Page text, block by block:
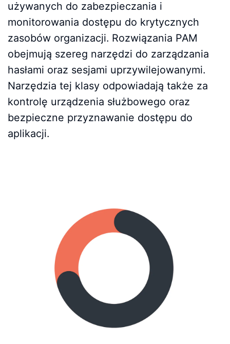
używanych do zabezpieczania i
monitorowania dostępu do krytycznych
zasobów organizacji. Rozwiązania PAM
obejmują szereg narzędzi do zarządzania
hasłami oraz sesjami uprzywilejowanymi.
Narzędzia tej klasy odpowiadają także za
kontrolę urządzenia służbowego oraz
bezpieczne przyznawanie dostępu do
aplikacji.